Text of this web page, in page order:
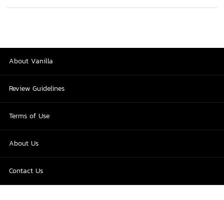
About Vanilla
Review Guidelines
Terms of Use
About Us
Contact Us